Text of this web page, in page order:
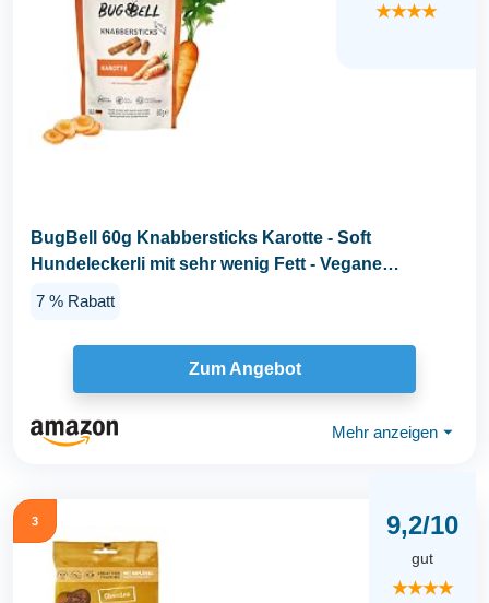
★★★★
BugBell 60g Knabbersticks Karotte - Soft
Hundeleckerli mit sehr wenig Fett - Vegane
7 % Rabatt
Zum Angebot
Mehr anzeigen ⏷
3 9,2/10
gut
★★★★